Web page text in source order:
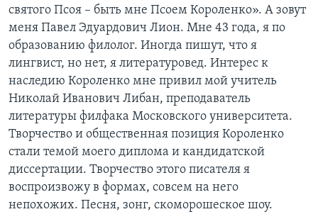
святого Псоя – быть мне Псоем Короленко». А зовут
меня Павел Эдуардович Лион. Мне 43 года, я по
образованию филолог. Иногда пишут, что я
лингвист, но нет, я литературовед. Интерес к
наследию Короленко мне привил мой учитель
Николай Иванович Либан, преподаватель
литературы филфака Московского университета.
Творчество и общественная позиция Короленко
стали темой моего диплома и кандидатской
диссертации. Творчество этого писателя я
воспроизвожу в формах, совсем на него
непохожих. Песня, зонг, скоморошеское шоу.